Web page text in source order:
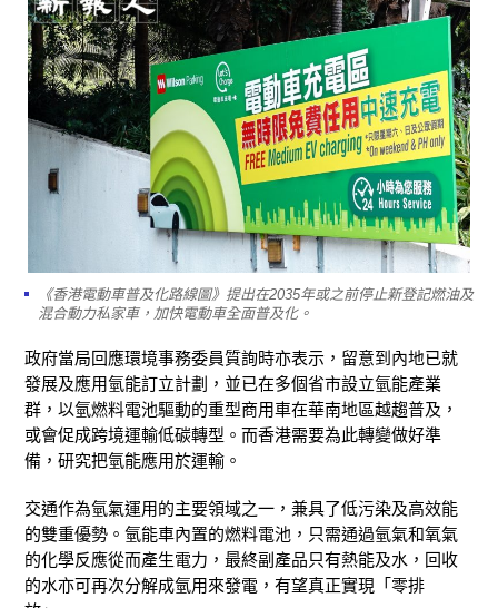
《香港電動車普及化路線圖》提出在2035年或之前停止新登記燃油及
混合動力私家車，加快電動車全面普及化。
政府當局回應環境事務委員質詢時亦表示，留意到內地已就
發展及應用氫能訂立計劃，並已在多個省市設立氫能產業
群，以氫燃料電池驅動的重型商用車在華南地區越趨普及，
或會促成跨境運輸低碳轉型。而香港需要為此轉變做好準
備，研究把氫能應用於運輸。
交通作為氫氣運用的主要領域之一，兼具了低污染及高效能
的雙重優勢。氫能車內置的燃料電池，只需通過氫氣和氧氣
的化學反應從而產生電力，最終副產品只有熱能及水，回收
的水亦可再次分解成氫用來發電，有望真正實現「零排